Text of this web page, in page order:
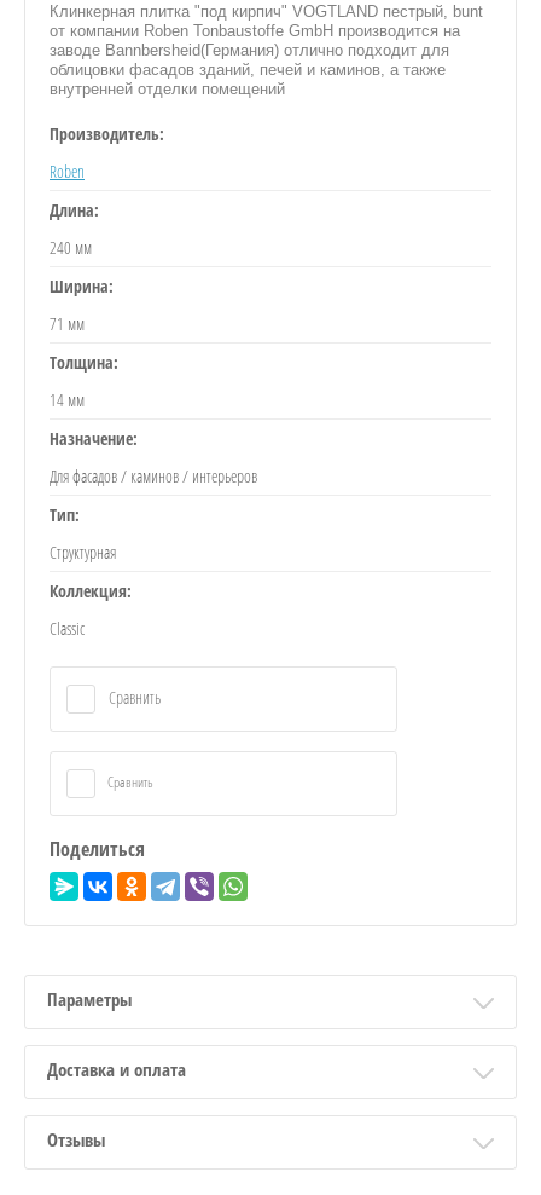
Клинкерная плитка "под кирпич" VOGTLAND пестрый, bunt
от компании Roben Tonbaustoffe GmbH производится на
заводе Bannbersheid(Германия) отлично подходит для
облицовки фасадов зданий, печей и каминов, а также
внутренней отделки помещений
Производитель:
Roben
Длина:
240 мм
Ширина:
71 мм
Толщина:
14 мм
Назначение:
Для фасадов / каминов / интерьеров
Тип:
Структурная
Коллекция:
Classic
Сравнить
Сравнить
Поделиться
Параметры
Доставка и оплата
Отзывы